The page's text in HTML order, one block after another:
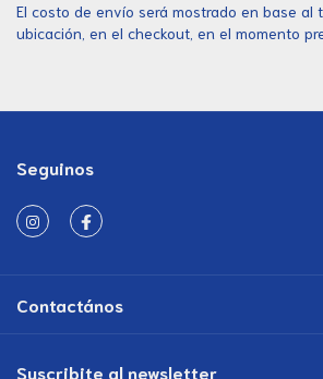
El costo de envío será mostrado en base al
ubicación, en el checkout, en el momento
Seguinos
Contactános
Suscribite al newsletter